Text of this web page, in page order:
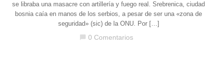
se libraba una masacre con artillería y fuego real. Srebrenica, ciudad
bosnia caía en manos de los serbios, a pesar de ser una «zona de
seguridad» (sic) de la ONU. Por […]
chat_bubble 0 Comentarios